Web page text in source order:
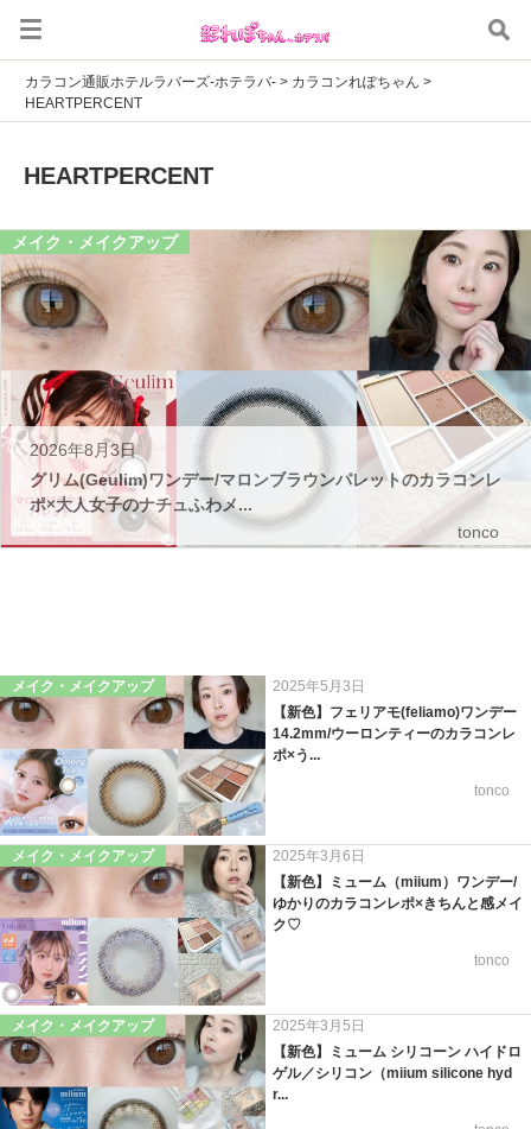
カラコン通販ホテルラバーズ-ホテラバ- > カラコンれぽちゃん >
HEARTPERCENT
HEARTPERCENT
メイク・メイクアップ
2026年8月3日
グリム(Geulim)ワンデー/マロンブラウンパレットのカラコンレ
ポ×大人女子のナチュふわメ...
tonco
メイク・メイクアップ
2025年5月3日
【新色】フェリアモ(feliamo)ワンデー
14.2mm/ウーロンティーのカラコンレ
ポ×う...
tonco
メイク・メイクアップ
2025年3月6日
【新色】ミューム（miium）ワンデー/
ゆかりのカラコンレポ×きちんと感メイ
ク♡
tonco
メイク・メイクアップ
2025年3月5日
【新色】ミューム シリコーン ハイドロ
ゲル／シリコン（miium silicone hyd
r...